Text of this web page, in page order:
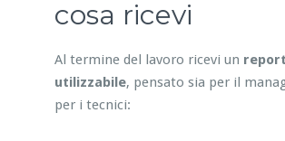
cosa ricevi
Al termine del lavoro ricevi un
utilizzabile, pensato sia per il
per i tecnici: